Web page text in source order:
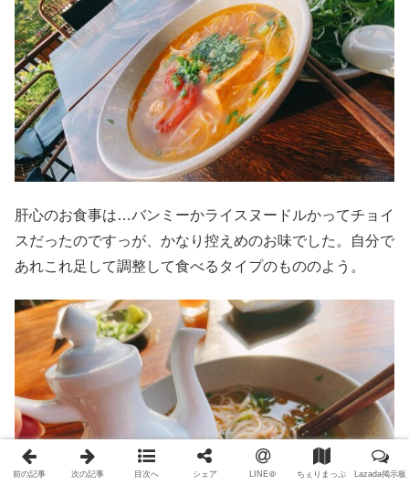
肝心のお食事は…バンミーかライスヌードルかってチョイ
スだったのですっが、かなり控えめのお味でした。自分で
あれこれ足して調整して食べるタイプのもののよう。
前の記事 次の記事 目次へ シェア LINE＠ ちぇりまっぷ Lazada掲示板